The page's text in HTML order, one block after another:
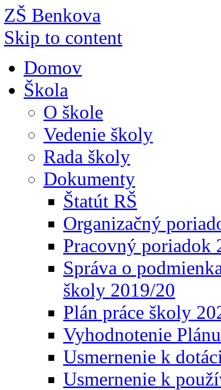
ZŠ Benkova
Skip to content
Domov
Škola
O škole
Vedenie školy
Rada školy
Dokumenty
Štatút RŠ
Organizačný
Pracovný poriadok
Správa o
školy 2019/20
Plán práce školy
Vyhodnotenie
Usmernenie k
Usmernenie k